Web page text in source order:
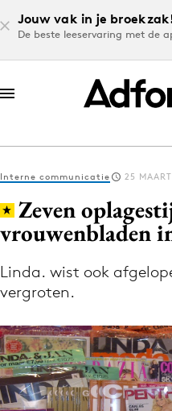
Jouw vak in je
De beste leeservaring met de
Log in
Volg het laatste
Interne communicatie 25
Zeven
vrouwenbladen
Linda. wist ook
vergroten.